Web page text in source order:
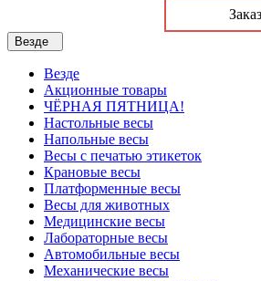
Везде
Везде
Акционные товары
ЧЁРНАЯ ПЯТНИЦА!
Настольные весы
Напольные весы
Весы с печатью этикеток
Крановые весы
Платформенные весы
Весы для животных
Медицинские весы
Лабораторные весы
Автомобильные весы
Механические весы